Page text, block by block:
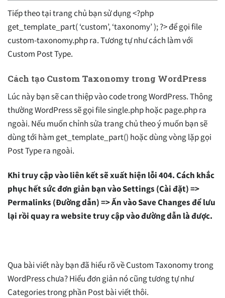
Tiếp theo tại trang chủ bạn sử dụng <?php
get_template_part( ‘custom’, ‘taxonomy’ ); ?> để gọi file
custom-taxonomy.php ra. Tương tự như cách làm với
Custom Post Type.
Cách tạo Custom Taxonomy trong WordPress
Lúc này bạn sẽ can thiệp vào code trong WordPress. Thông
thường WordPress sẽ gọi file single.php hoặc page.php ra
ngoài. Nếu muốn chỉnh sửa trang chủ theo ý muốn bạn sẽ
dùng tới hàm get_template_part() hoặc dùng vòng lặp gọi
Post Type ra ngoài.
Khi truy cập vào liên kết sẽ xuất hiện lỗi 404. Cách khắc
phục hết sức đơn giản bạn vào Settings (Cài đặt) =>
Permalinks (Đường dẫn) => Ấn vào Save Changes để lưu
lại rồi quay ra website truy cập vào đường dẫn là được.
Qua bài viết này bạn đã hiểu rõ về Custom Taxonomy trong
WordPress chưa? Hiểu đơn giản nó cũng tương tự như
Categories trong phần Post bài viết thôi.